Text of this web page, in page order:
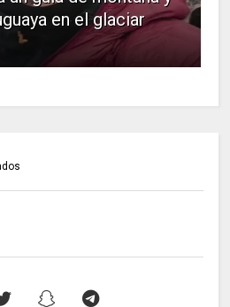
en el glaciar